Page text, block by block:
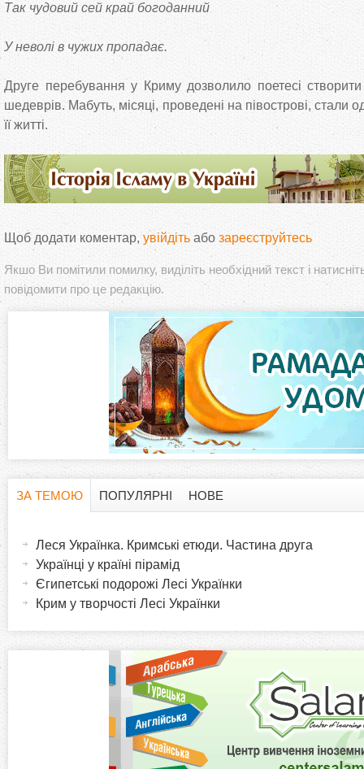
Так чудовий сей край богоданний
У неволі в чужих пропадає.
Друге перебування у Криму дозволило поетесі створити
шедеврів. Мабуть, місяці, проведені на півострові, стали
її житті.
Щоб додати коментар, увійдітьабо зареєструйтесь
Якшо Ви помітили помилку, виділіть необхідний текст і
повідомити про це редакцію.
i
ЗА ТЕМОЮ
ПОПУЛЯРНІ НОВЕ
Леся Українка. Кримські етюди. Частина друга
Українці у країні пірамід
Єгипетські подорожі Лесі Українки
Крим у творчості Лесі Українки